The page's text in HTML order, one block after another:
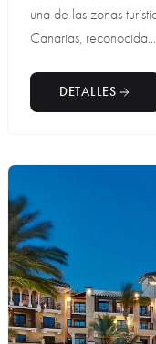
una de las zonas
Canarias, reconocida...
DETALLES